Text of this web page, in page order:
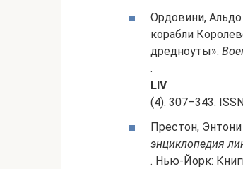
Ордовини, Альдо
корабли
дредноуты».
.
LIV
(4): 307–343.
Престон,
энциклопедия
. Нью-Йорк: